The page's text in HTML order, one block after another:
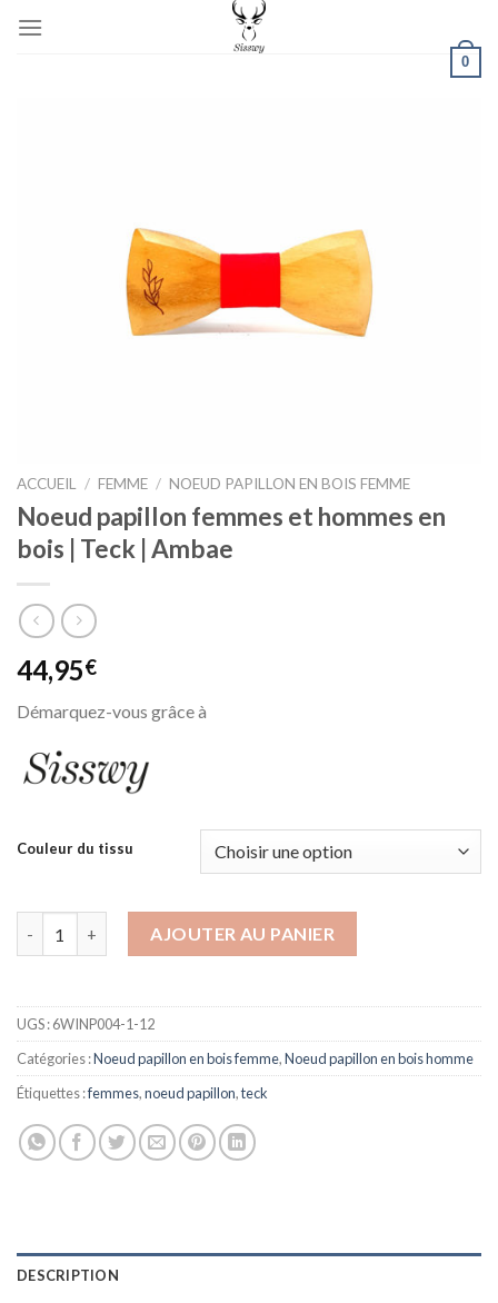
0
ACCUEIL / FEMME / NOEUD PAPILLON EN BOIS FEMME
Noeud papillon femmes et hommes en
bois | Teck | Ambae
44,95€
Démarquez-vous grâce à
Couleur du tissu
AJOUTER AU PANIER
UGS :6WINP004-1-12
Catégories :Noeud papillon en bois femme,Noeud papillon en bois homme
Étiquettes :femmes,noeud papillon,teck
DESCRIPTION